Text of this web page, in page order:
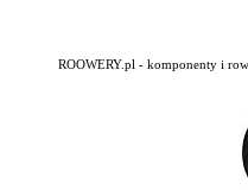
ROOWERY.pl - komponenty i